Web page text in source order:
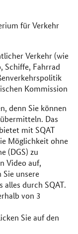
für Verkehr
Verkehr (wie
Schiffe, Fahrrad
Kommission
denn Sie können
Das
mit SQAT
Möglichkeit ohne
(DGS) zu
Video auf,
Sie unsere
durch SQAT.
von 3
Sie auf den